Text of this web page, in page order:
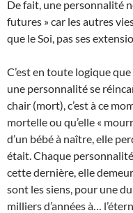
De fait, une personnalité
futures » car les autres
que le Soi, pas ses
C’est en toute logique
une personnalité se
chair (mort), c’est à ce
mortelle ou qu’elle «
d’un bébé à naître, elle
était. Chaque personnalité
cette dernière, elle
sont les siens, pour une
milliers d’années à…